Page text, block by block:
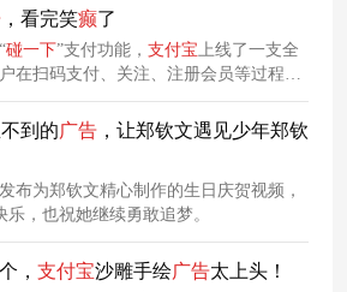
支付宝上线了一支超级魔性洗脑的
》，以此推广其条码支付功能。
，看完笑癫了
碰一下”支付功能， 支付宝上线了一支全
在扫码支付、关注、注册会员等过程中
服务员像有读心术一样的嘴替发言，营
幽默画风，让观众在捧腹一笑中了解到
到的广告 ，让郑钦文遇见少年郑钦
布为郑钦文精心制作的生日庆贺视频，
，也祝她继续勇敢追梦。
， 支付宝沙雕手绘广告太上头！